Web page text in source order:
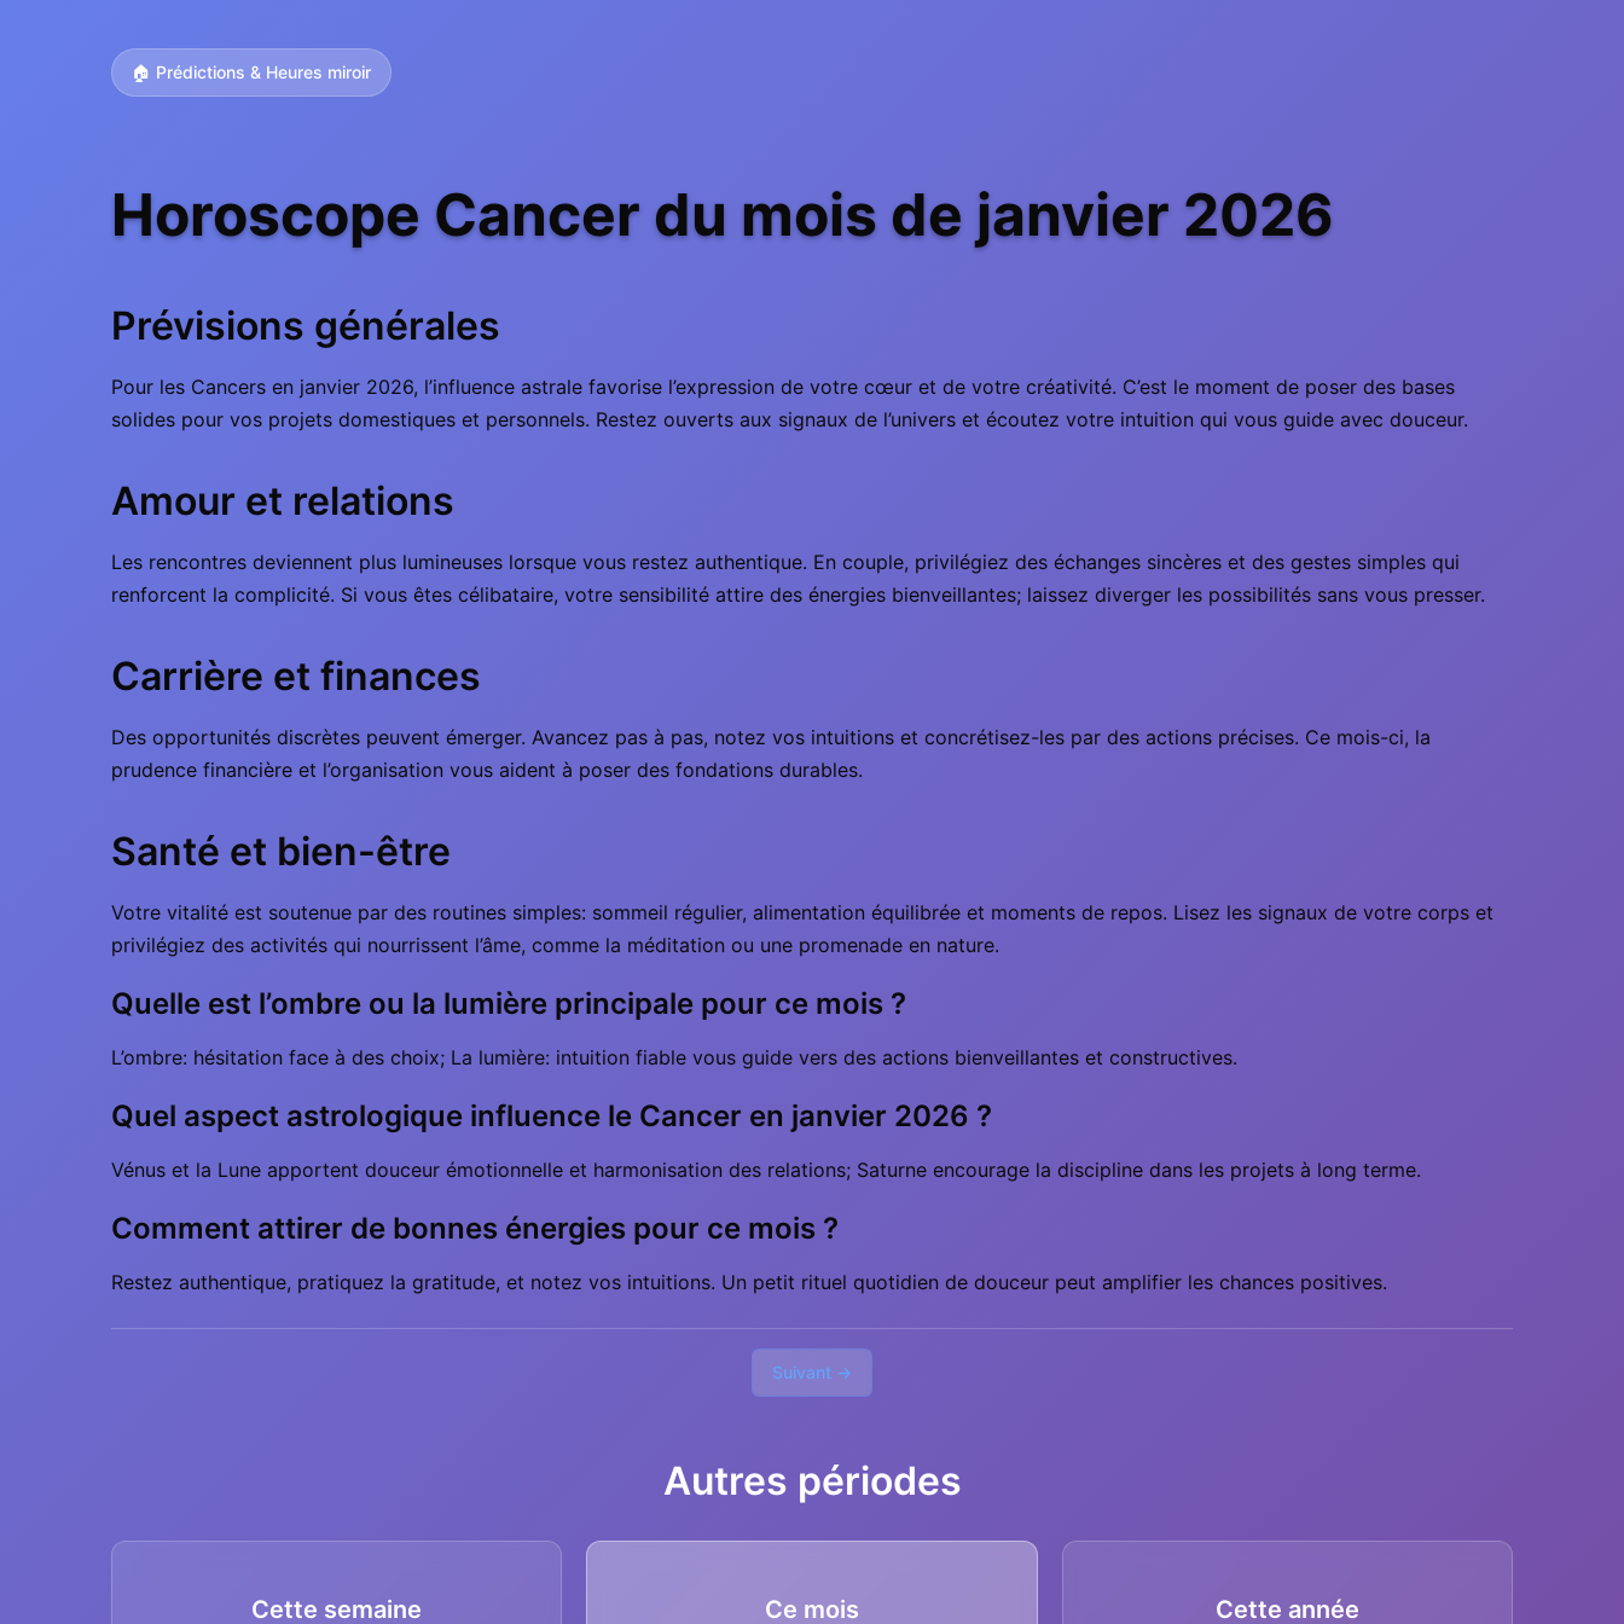
🏠 Prédictions & Heures miroir
Horoscope Cancer du mois de janvier 2026
Prévisions générales
Pour les Cancers en janvier 2026, l’influence astrale favorise l’expression de votre cœur et de votre créativité. C’est le moment de poser des bases
solides pour vos projets domestiques et personnels. Restez ouverts aux signaux de l’univers et écoutez votre intuition qui vous guide avec douceur.
Amour et relations
Les rencontres deviennent plus lumineuses lorsque vous restez authentique. En couple, privilégiez des échanges sincères et des gestes simples qui
renforcent la complicité. Si vous êtes célibataire, votre sensibilité attire des énergies bienveillantes; laissez diverger les possibilités sans vous presser.
Carrière et finances
Des opportunités discrètes peuvent émerger. Avancez pas à pas, notez vos intuitions et concrétisez-les par des actions précises. Ce mois-ci, la
prudence financière et l’organisation vous aident à poser des fondations durables.
Santé et bien-être
Votre vitalité est soutenue par des routines simples: sommeil régulier, alimentation équilibrée et moments de repos. Lisez les signaux de votre corps et
privilégiez des activités qui nourrissent l’âme, comme la méditation ou une promenade en nature.
Quelle est l’ombre ou la lumière principale pour ce mois ?
L’ombre: hésitation face à des choix; La lumière: intuition fiable vous guide vers des actions bienveillantes et constructives.
Quel aspect astrologique influence le Cancer en janvier 2026 ?
Vénus et la Lune apportent douceur émotionnelle et harmonisation des relations; Saturne encourage la discipline dans les projets à long terme.
Comment attirer de bonnes énergies pour ce mois ?
Restez authentique, pratiquez la gratitude, et notez vos intuitions. Un petit rituel quotidien de douceur peut amplifier les chances positives.
Suivant →
Autres périodes
Cette semaine Ce mois Cette année